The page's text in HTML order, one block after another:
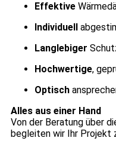
Effektive
Individuell
Langlebiger
Hochwertige,
Optisch
Alles aus einer Hand
Von der Beratung über
begleiten wir Ihr Projekt